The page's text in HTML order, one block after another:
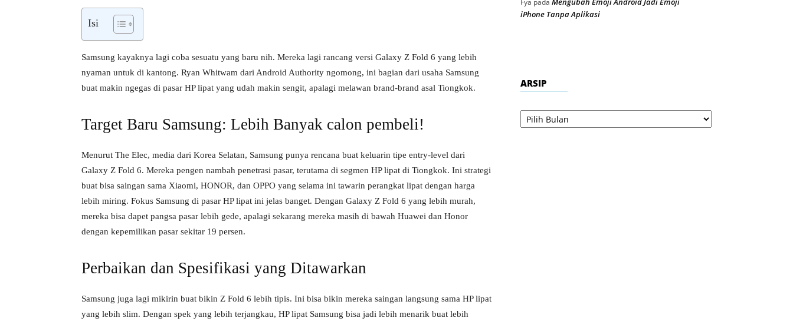
Isi
Samsung kayaknya lagi coba sesuatu yang baru nih. Mereka lagi rancang versi Galaxy Z Fold 6 yang lebih
nyaman untuk di kantong. Ryan Whitwam dari Android Authority ngomong, ini bagian dari usaha Samsung
buat makin ngegas di pasar HP lipat yang udah makin sengit, apalagi melawan brand-brand asal Tiongkok.
Target Baru Samsung: Lebih Banyak calon pembeli!
Menurut The Elec, media dari Korea Selatan, Samsung punya rencana buat keluarin tipe entry-level dari
Galaxy Z Fold 6. Mereka pengen nambah penetrasi pasar, terutama di segmen HP lipat di Tiongkok. Ini strategi
buat bisa saingan sama Xiaomi, HONOR, dan OPPO yang selama ini tawarin perangkat lipat dengan harga
lebih miring. Fokus Samsung di pasar HP lipat ini jelas banget. Dengan Galaxy Z Fold 6 yang lebih murah,
mereka bisa dapet pangsa pasar lebih gede, apalagi sekarang mereka masih di bawah Huawei dan Honor
dengan kepemilikan pasar sekitar 19 persen.
Perbaikan dan Spesifikasi yang Ditawarkan
Samsung juga lagi mikirin buat bikin Z Fold 6 lebih tipis. Ini bisa bikin mereka saingan langsung sama HP lipat
yang lebih slim. Dengan spek yang lebih terjangkau, HP lipat Samsung bisa jadi lebih menarik buat lebih
Fya pada
iPhone Tanpa Aplikasi
ARSIP
Arsip